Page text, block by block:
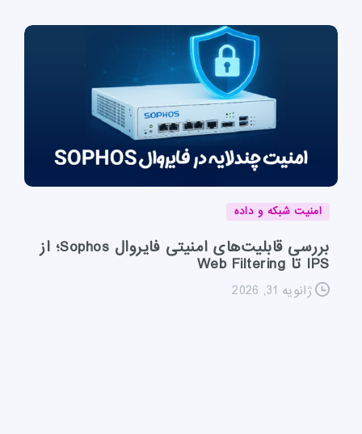
امنیت شبکه و داده
بررسی قابلیت‌های امنیتی فایروال Sophos؛ از
IPS تا Web Filtering
ژانویه 31, 2026